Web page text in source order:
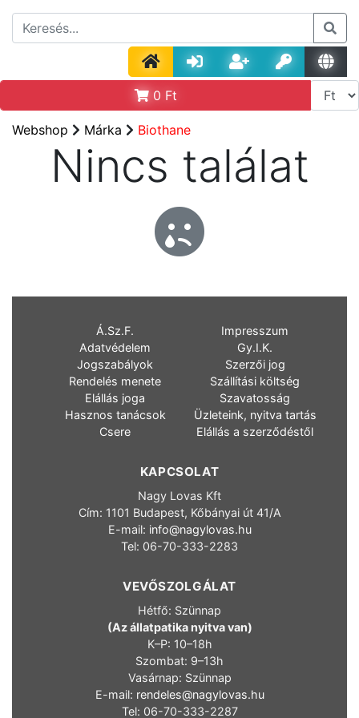
0 Ft
Webshop Márka Biothane
Nincs találat
Á.Sz.F.
Impresszum
Adatvédelem
Gy.I.K.
Jogszabályok
Szerzői jog
Rendelés menete
Szállítási költség
Elállás joga
Szavatosság
Hasznos tanácsok
Üzleteink, nyitva tartás
Csere
Elállás a szerződéstől
KAPCSOLAT
Nagy Lovas Kft
Cím: 1101 Budapest, Kőbányai út 41/A
E-mail: info@nagylovas.hu
Tel: 06-70-333-2283
VEVŐSZOLGÁLAT
Hétfő: Szünnap
(Az állatpatika nyitva van)
K–P: 10–18h
Szombat: 9–13h
Vasárnap: Szünnap
E-mail: rendeles@nagylovas.hu
Tel: 06-70-333-2287